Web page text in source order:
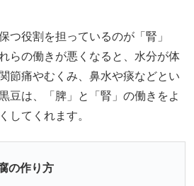
つ役割を担っているのが「腎」
らの働きが悪くなると、水分が体
節痛やむくみ、鼻水や痰などとい
豆は、「脾」と「腎」の働きをよ
してくれます。
の作り方